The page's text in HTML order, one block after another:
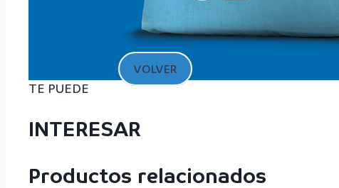
VOLVER
TE PUEDE
INTERESAR
Productos relacionados